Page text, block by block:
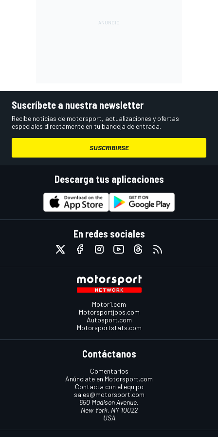
Suscríbete a nuestra newsletter
Recibe noticias de motorsport, actualizaciones y ofertas
especiales directamente en tu bandeja de entrada.
SUSCRIBIRSE
Descarga tus aplicaciones
En redes sociales
Motor1.com
Motorsportjobs.com
Autosport.com
Motorsportstats.com
Contáctanos
Comentarios
Anúnciate en Motorsport.com
Contacta con el equipo
sales@motorsport.com
650 Madison Avenue,
New York, NY 10022
USA